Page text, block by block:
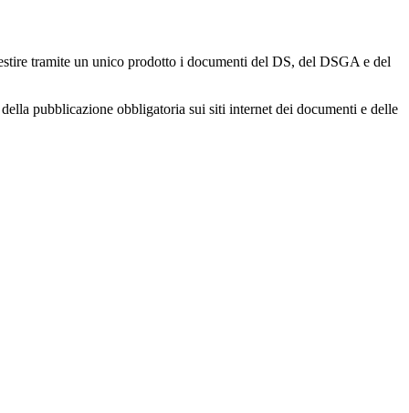
tramite un unico prodotto i documenti del DS, del DSGA e del
pubblicazione obbligatoria sui siti internet dei documenti e delle